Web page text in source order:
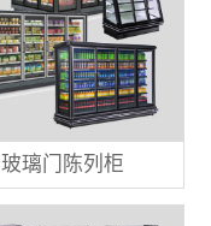
玻璃门陈列柜